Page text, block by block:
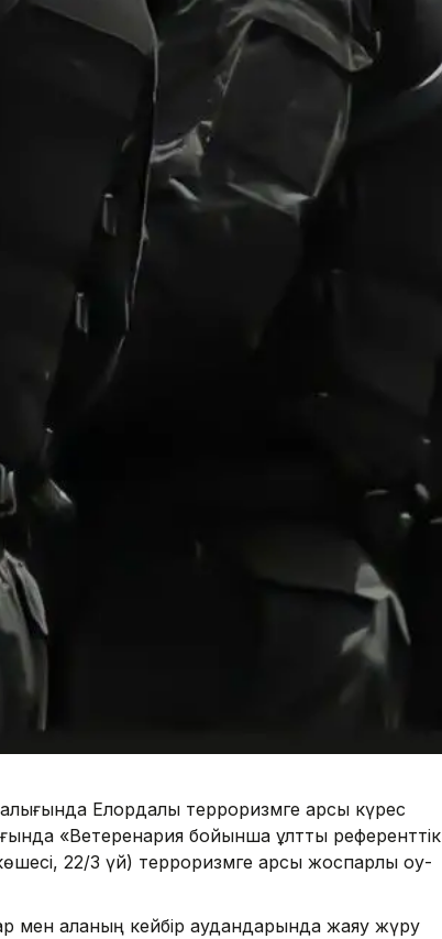
Елордалық терроризмге қарсы күрес
«Ветеренария бойынша ұлттық референттік
22/3 үй) терроризмге қарсы жоспарлы оқу-
мен қаланың кейбір аудандарында жаяу жүру